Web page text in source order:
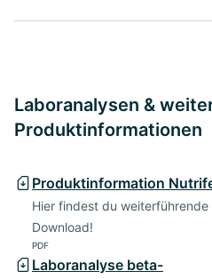
Laboranalysen &
Produktinformationen
Produktinformation
Hier findest du
Download!
PDF
Laboranalyse beta-